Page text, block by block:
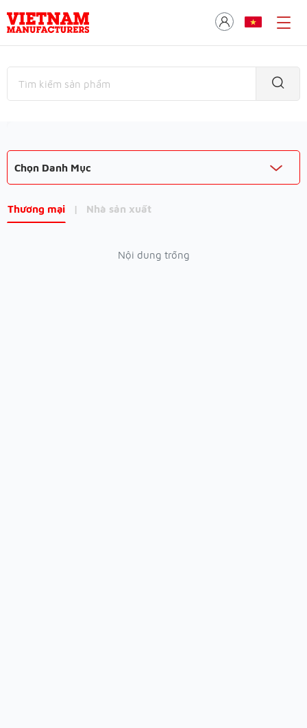
Chọn Danh Mục
Thương mại | Nhà sản xuất
Nội dung trống